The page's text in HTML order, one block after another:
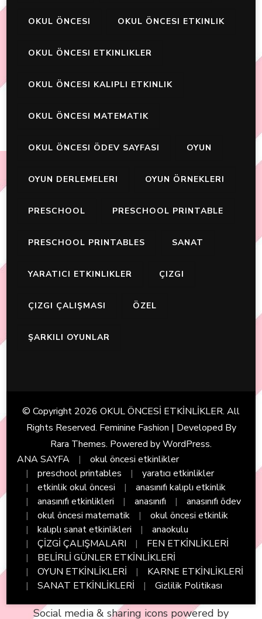
OKUL ÖNCESI OKUL ÖNCESI ETKINLIK
OKUL ÖNCESI ETKINLIKLER
OKUL ÖNCESI KALIPLI ETKINLIK
OKUL ÖNCESI MATEMATIK
OKUL ÖNCESI ÖDEV SAYFASI OYUN
OYUN DERLEMELERI OYUN ÖRNEKLERI
PRESCHOOL PRESCHOOL PRINTABLE
PRESCHOOL PRINTABLES SANAT
YARATICI ETKINLIKLER ÇIZGI
ÇIZGI ÇALIŞMASI ÖZEL
ŞARKILI OYUNLAR
© Copyright 2026 OKUL ÖNCESİ ETKİNLİKLER. All
Rights Reserved. Feminine Fashion | Developed By
Rara Themes. Powered byWordPress.
ANA SAYFA
okul öncesi etkinlikler
preschool printables
yaratıcı etkinlikler
etkinlik okul öncesi
anasınıfı kalıplı etkinlik
anasınıfı etkinlikleri
anasınıfı
anasınıfı ödev
okul öncesi matematik
okul öncesi etkinlik
kalıplı sanat etkinlikleri
anaokulu
ÇİZGİ ÇALIŞMALARI
FEN ETKİNLİKLERİ
BELİRLİ GÜNLER ETKİNLİKLERİ
OYUN ETKİNLİKLERİ
KARNE ETKİNLİKLERİ
SANAT ETKİNLİKLERİ
Gizlilik Politikası
Social media & sharing icons powered by